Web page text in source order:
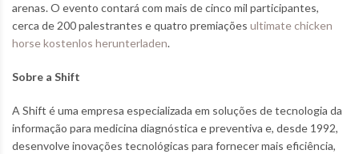
arenas. O evento contará com mais de cinco mil participantes,
cerca de 200 palestrantes e quatro premiações ultimate chicken
horse kostenlos herunterladen.
Sobre a Shift
A Shift é uma empresa especializada em soluções de tecnologia da
informação para medicina diagnóstica e preventiva e, desde 1992,
desenvolve inovações tecnológicas para fornecer mais eficiência,